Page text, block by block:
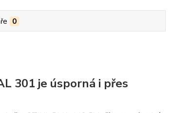
0
301 je úsporná i přes